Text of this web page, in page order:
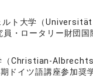
ルト大学（
員・ロータリー財団国
（Christian-
ドイツ語講座参加奨